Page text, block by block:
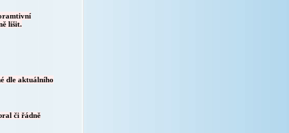
lišit.
dle aktuálního
či řádně